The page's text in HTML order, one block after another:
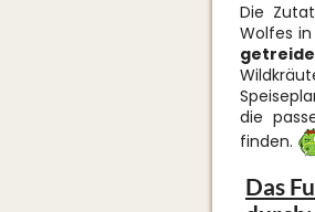
Die
Wolfes
die
finden.
Das